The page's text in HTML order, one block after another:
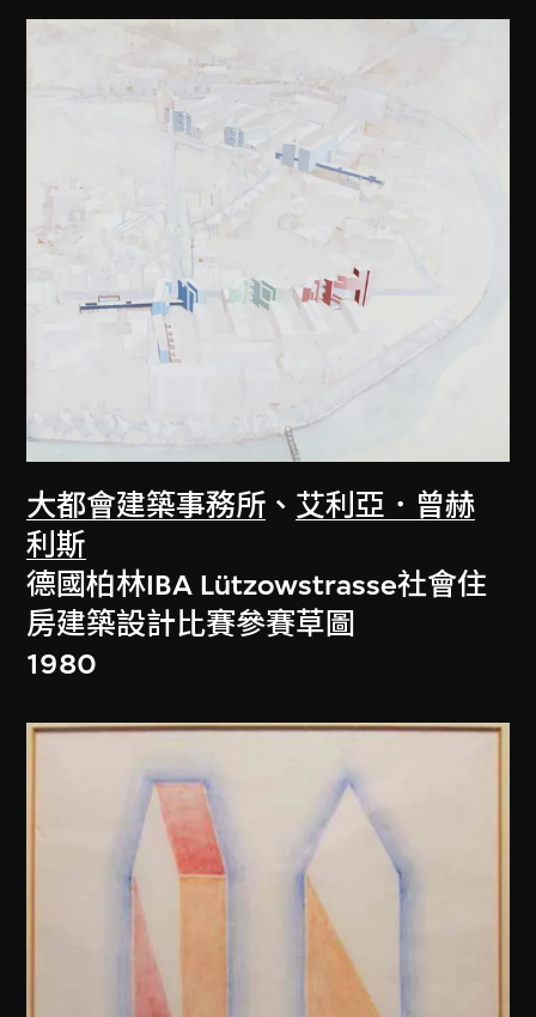
大都會建築事務所 、 艾利亞．曾赫
利斯
德國柏林IBA Lützowstrasse社會住
房建築設計比賽參賽草圖
1980